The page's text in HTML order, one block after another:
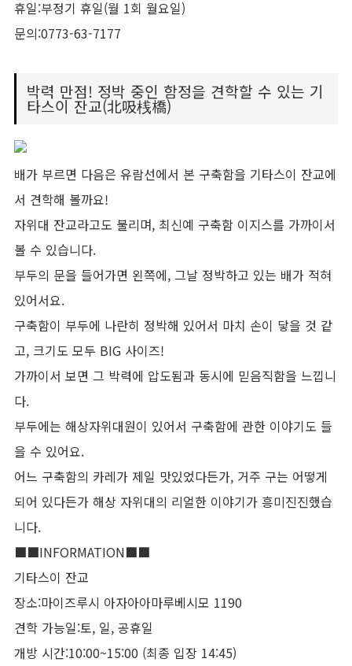
휴일:부정기 휴일(월 1회 월요일)
문의:0773-63-7177
박력 만점! 정박 중인 함정을 견학할 수 있는 기
타스이 잔교(北吸桟橋)
배가 부르면 다음은 유람선에서 본 구축함을 기타스이 잔교에
서 견학해 볼까요!
자위대 잔교라고도 불리며, 최신예 구축함 이지스를 가까이서
볼 수 있습니다.
부두의 문을 들어가면 왼쪽에, 그날 정박하고 있는 배가 적혀
있어서요.
구축함이 부두에 나란히 정박해 있어서 마치 손이 닿을 것 같
고, 크기도 모두 BIG 사이즈!
가까이서 보면 그 박력에 압도됨과 동시에 믿음직함을 느낍니
다.
부두에는 해상자위대원이 있어서 구축함에 관한 이야기도 들
을 수 있어요.
어느 구축함의 카레가 제일 맛있었다든가, 거주 구는 어떻게
되어 있다든가 해상 자위대의 리얼한 이야기가 흥미진진했습
니다.
■■INFORMATION■■
기타스이 잔교
장소:마이즈루시 아자아아마루베시모 1190
견학 가능일:토, 일, 공휴일
개방 시간:10:00~15:00 (최종 입장 14:45)